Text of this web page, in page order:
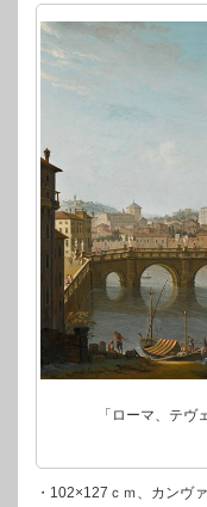
「ローマ、テヴ
・102×127ｃｍ、カンヴ